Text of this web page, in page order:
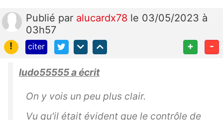
Publié par alucardx78 le 03/05/2023 à
03h57
!
citer + -
ludo55555 a écrit
On y vois un peu plus clair.
Vu qu'il était évident que le contrôle de